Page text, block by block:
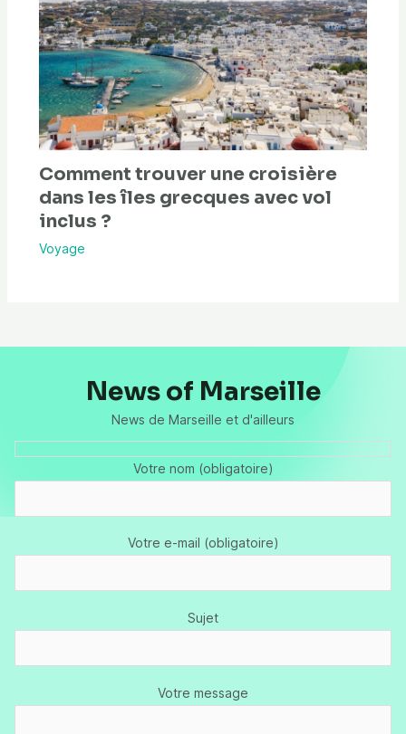
Comment trouver une croisière
dans les îles grecques avec vol
inclus ?
Voyage
News of Marseille
News de Marseille et d'ailleurs
Votre nom (obligatoire)
Votre e-mail (obligatoire)
Sujet
Votre message